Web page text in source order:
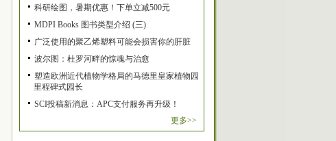
科研绘图，暑期优惠！下单立减500元
MDPI Books 图书类型介绍 (三)
广泛使用的聚乙烯塑料可能会损害你的肝脏
波尔图：杜罗河畔的惊魂与治愈
塑造欧洲近代植物学格局的马德里皇家植物园
里程碑式园长
SCI投稿新消息：APC支付服务再升级！
更多>>